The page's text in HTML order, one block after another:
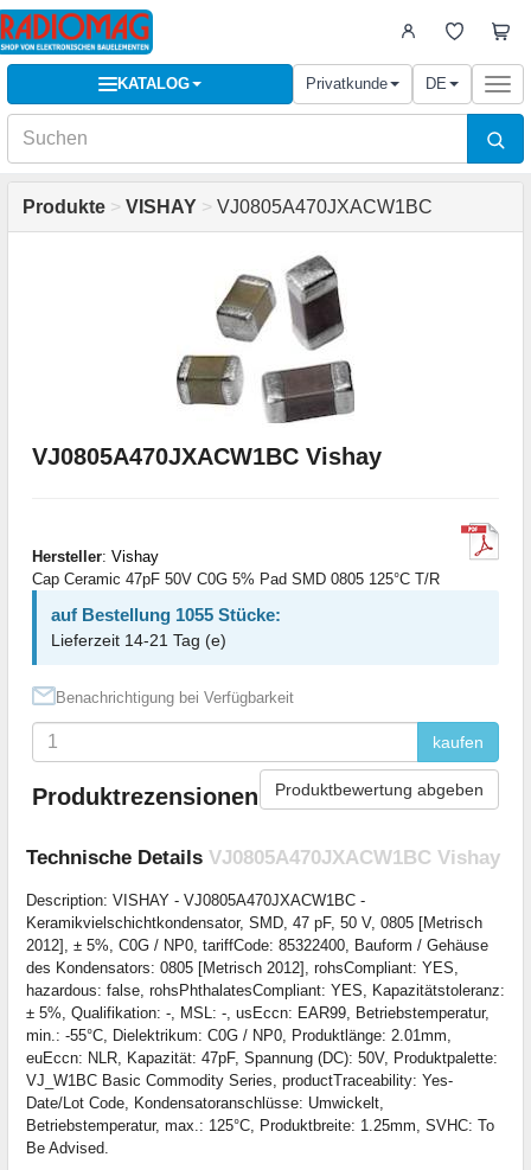
KATALOG Privatkunde DE
Produkte > VISHAY > VJ0805A470JXACW1BC
VJ0805A470JXACW1BC Vishay
Hersteller: Vishay
Cap Ceramic 47pF 50V C0G 5% Pad SMD 0805 125°C T/R
auf Bestellung 1055 Stücke:
Lieferzeit 14-21 Tag (e)
Benachrichtigung bei Verfügbarkeit
kaufen
Produktrezensionen Produktbewertung abgeben
Technische Details VJ0805A470JXACW1BC Vishay
Description: VISHAY - VJ0805A470JXACW1BC -
Keramikvielschichtkondensator, SMD, 47 pF, 50 V, 0805 [Metrisch
2012], ± 5%, C0G / NP0, tariffCode: 85322400, Bauform / Gehäuse
des Kondensators: 0805 [Metrisch 2012], rohsCompliant: YES,
hazardous: false, rohsPhthalatesCompliant: YES, Kapazitätstoleranz:
± 5%, Qualifikation: -, MSL: -, usEccn: EAR99, Betriebstemperatur,
min.: -55°C, Dielektrikum: C0G / NP0, Produktlänge: 2.01mm,
euEccn: NLR, Kapazität: 47pF, Spannung (DC): 50V, Produktpalette:
VJ_W1BC Basic Commodity Series, productTraceability: Yes-
Date/Lot Code, Kondensatoranschlüsse: Umwickelt,
Betriebstemperatur, max.: 125°C, Produktbreite: 1.25mm, SVHC: To
Be Advised.